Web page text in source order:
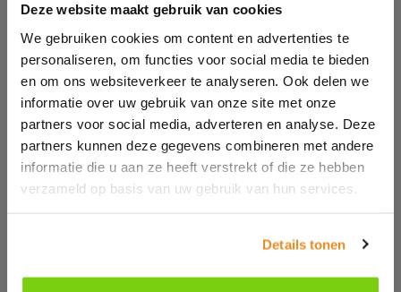
Deze website maakt gebruik van cookies
We gebruiken cookies om content en advertenties te
personaliseren, om functies voor social media te bieden
en om ons websiteverkeer te analyseren. Ook delen we
informatie over uw gebruik van onze site met onze
partners voor social media, adverteren en analyse. Deze
partners kunnen deze gegevens combineren met andere
informatie die u aan ze heeft verstrekt of die ze hebben
verzameld op basis van uw gebruik van hun services.
Details tonen